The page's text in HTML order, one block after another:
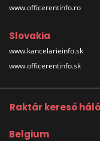
www.officerentinfo.ro
Slovakia
www.kancelarieinfo.sk
www.officerentinfo.sk
Raktár kereső
Belgium